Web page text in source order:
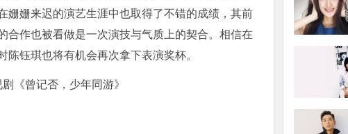
姗姗来迟的演艺生涯中也取得了不错的成绩，其前
合作也被看做是一次演技与气质上的契合。相信在
钰琪也将有机会再次拿下表演奖杯。